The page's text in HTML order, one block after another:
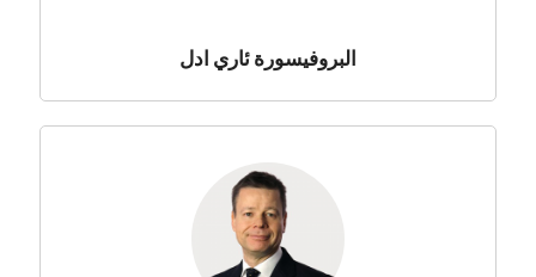
البروفيسورة ئاري ادل